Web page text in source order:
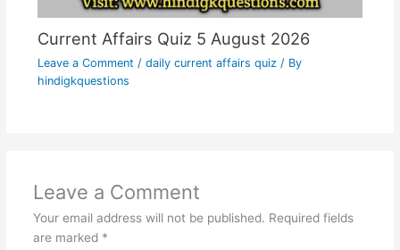
Current Affairs Quiz 5 August 2026
Leave a Comment / daily current affairs quiz / By
hindigkquestions
Leave a Comment
Your email address will not be published. Required fields
are marked *